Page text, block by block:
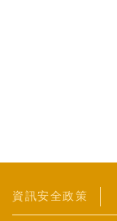
資訊安全政策